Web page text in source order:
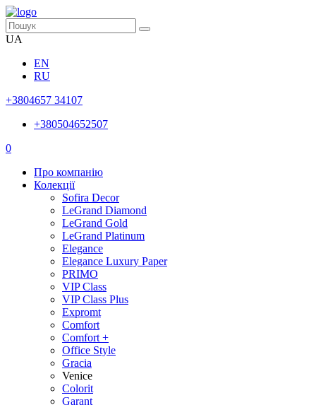
UA
EN
RU
+3804657 34107
+380504652507
0
Про компанію
Колекції
Sofira Decor
LeGrand Diamond
LeGrand Gold
LeGrand Platinum
Elegance
Elegance Luxury Paper
PRIMO
VIP Class
VIP Class Plus
Expromt
Comfort
Comfort +
Office Style
Gracia
Venice
Colorit
Garant